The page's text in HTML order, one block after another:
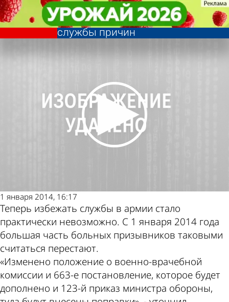
С 1 января изменяется список
освобождающих от военной
службы причин
Общество
1 января 2014, 16:17
Теперь избежать службы в армии стало
практически невозможно. С 1 января 2014 года
большая часть больных призывников таковыми
считаться перестают.
«Изменено положение о военно-врачебной
комиссии и 663-е постановление, которое будет
дополнено и 123-й приказ министра обороны,
С 1 января изменяется список
освобождающих от военной
службы причин
Общество
Другие новости по
теме
Погода и курсы
валют в Пензе